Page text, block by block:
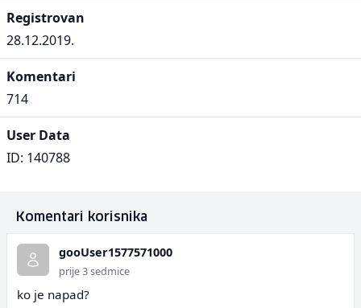
Registrovan
28.12.2019.
Komentari
714
User Data
ID: 140788
Komentari korisnika
gooUser1577571000
prije 3 sedmice
ko je napad?